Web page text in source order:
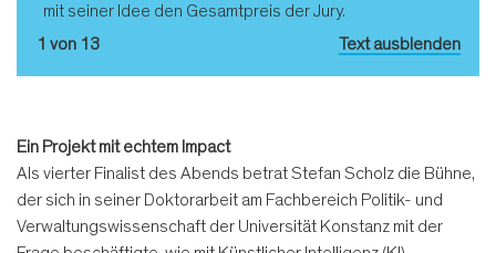
mit seiner Idee den Gesamtpreis der Jury.
1 von 13
Text ausblenden
Ein Projekt mit echtem Impact
Als vierter Finalist des Abends betrat Stefan Scholz die Bühne,
der sich in seiner Doktorarbeit am Fachbereich Politik- und
Verwaltungswissenschaft der Universität Konstanz mit der